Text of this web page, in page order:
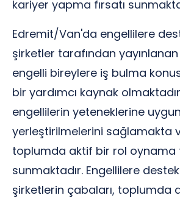
kariyer yapma fırsatı
Edremit/Van'da engellilere
şirketler tarafından yayınlanan
engelli bireylere iş bulma
bir yardımcı kaynak
engellilerin yeteneklerine
yerleştirilmelerini sağlamakta
toplumda aktif bir rol oynama
sunmaktadır. Engellilere
şirketlerin çabaları, toplumda